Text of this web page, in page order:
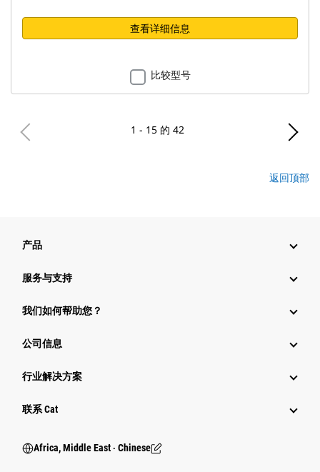
查看详细信息
比较型号
1 - 15 的 42
返回顶部
产品
服务与支持
我们如何帮助您？
公司信息
行业解决方案
行业
联系 Cat
Africa, Middle East ‧ Chinese